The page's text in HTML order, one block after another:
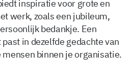
inspiratie voor grote en
werk, zoals een jubileum,
bedankje. Een
in dezelfde gedachte van
binnen je organisatie.